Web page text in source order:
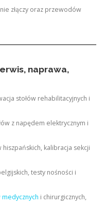
złączy oraz przewodów
naprawa,
stołów rehabilitacyjnych i
z napędem elektrycznym i
hiszpańskich, kalibracja sekcji
testy nośności i
medycznych i chirurgicznych,